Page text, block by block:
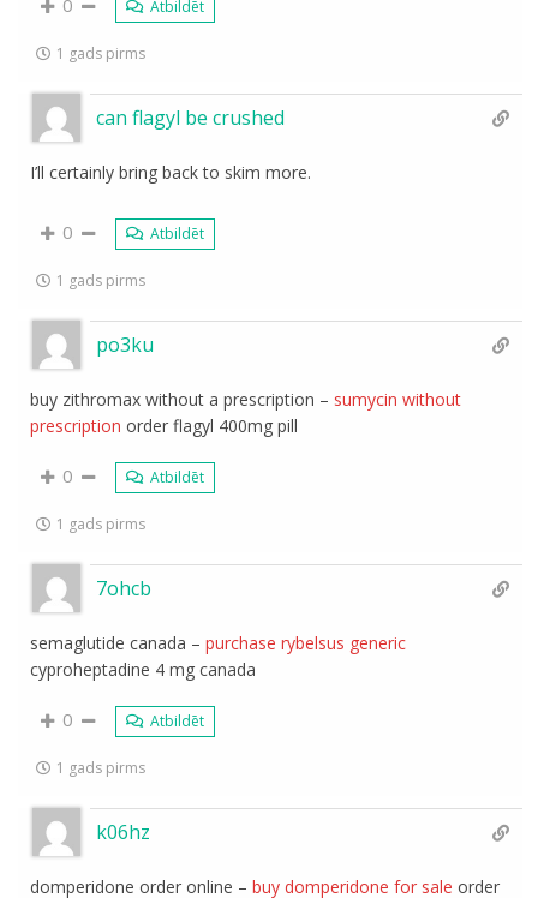
0 Atbildēt
1 gads pirms
can flagyl be crushed
I’ll certainly bring back to skim more.
0 Atbildēt
1 gads pirms
po3ku
buy zithromax without a prescription – sumycin without
prescription order flagyl 400mg pill
0 Atbildēt
1 gads pirms
7ohcb
semaglutide canada –purchase rybelsus generic
cyproheptadine 4 mg canada
0 Atbildēt
1 gads pirms
k06hz
domperidone order online –buy domperidone for sale order